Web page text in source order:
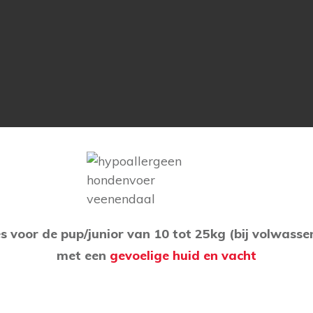
voor de pup/junior van 10 tot 25kg (bij
met een gevoelige huid en vacht